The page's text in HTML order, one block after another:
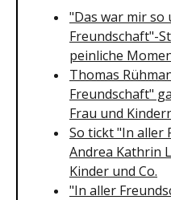
"Das war mir so
Freundschaft"-
peinliche
Thomas
Freundschaft"
Frau und
So tickt "In aller
Andrea Kathrin
Kinder und Co.
"In aller